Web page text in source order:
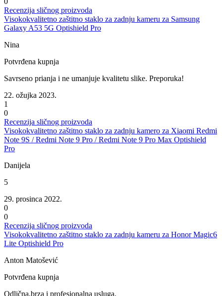
Recenzija sličnog proizvoda
Visokokvalitetno zaštitno staklo za zadnju kameru za Samsung
Galaxy A53 5G Optishield Pro
Nina
Potvrđena kupnja
Savrseno prianja i ne umanjuje kvalitetu slike. Preporuka!
22. ožujka 2023.
1
0
Recenzija sličnog proizvoda
Visokokvalitetno zaštitno staklo za zadnju kamero za Xiaomi Redmi
Note 9S / Redmi Note 9 Pro / Redmi Note 9 Pro Max Optishield
Pro
Danijela
5
29. prosinca 2022.
0
0
Recenzija sličnog proizvoda
Visokokvalitetno zaštitno staklo za zadnju kameru za Honor Magic6
Lite Optishield Pro
Anton Matošević
Potvrđena kupnja
Odlična,brza i profesionalna usluga.